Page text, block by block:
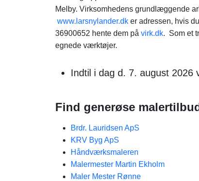
Melby. Virksomhedens grundlæggende
www.larsnylander.dk er adressen, hvis
36900652 hente dem på virk.dk. Som et
egnede værktøjer.
Indtil i dag d. 7. august 2026
Find generøse
Brdr. Lauridsen ApS
KRV Byg ApS
Håndværksmaleren
Malermester Martin Ekholm
Maler Mester Rønne